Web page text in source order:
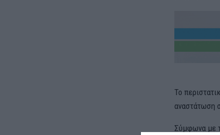
Το
αναστάτωση
Σύμφωνα με